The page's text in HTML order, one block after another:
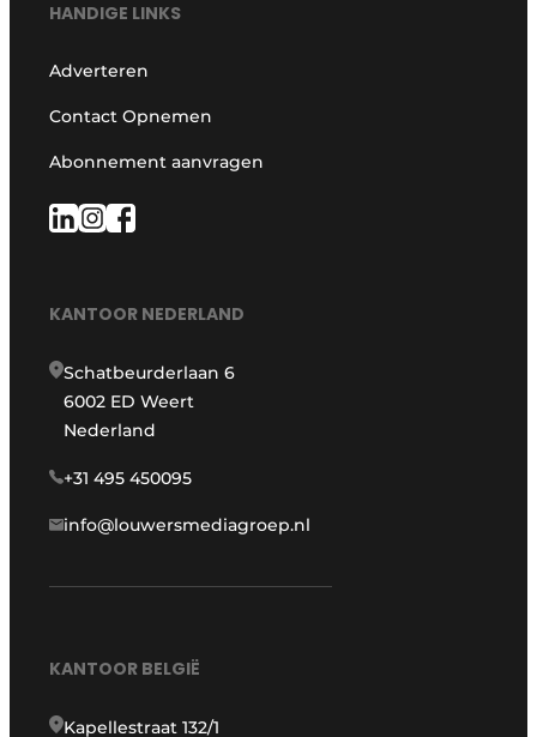
HANDIGE LINKS
Adverteren
Contact Opnemen
Abonnement aanvragen
KANTOOR NEDERLAND
Schatbeurderlaan 6
6002 ED Weert
Nederland
+31 495 450095
info@louwersmediagroep.nl
KANTOOR BELGIË
Kapellestraat 132/1